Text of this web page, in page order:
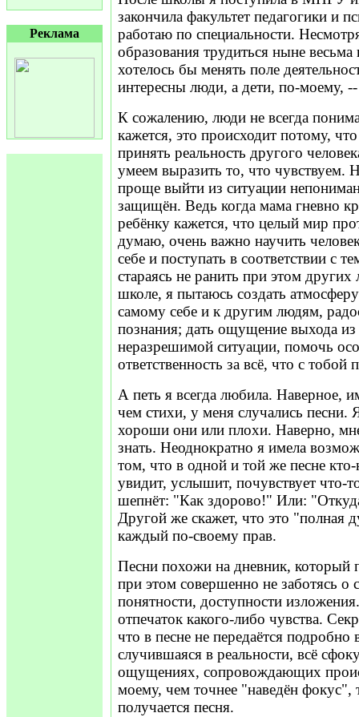
Реклама
закончила факультет педагогики и
работаю по специальности.
образования трудиться ныне
хотелось бы менять поле
интересны люди, а дети, по-моему,
К сожалению, люди не всегда
кажется, это происходит потому,
принять реальность другого
умеем выразить то, что чувствуем.
проще выйти из ситуации
защищён. Ведь когда мама гневно
ребёнку кажется, что целый мир
думаю, очень важно научить
себе и поступать в соответствии с
стараясь не ранить при этом
школе, я пытаюсь создать
самому себе и к другим людям,
познания; дать ощущение выхода
неразрешимой ситуации, помочь
ответственность за всё, что с тобой
А петь я всегда любила. Наверное,
чем стихи, у меня случались песни.
хороши они или плохи. Наверно,
знать. Неоднократно я имела
том, что в одной и той же песне кто-
увидит, услышит, почувствует что-
шепнёт: "Как здорово!" Или:
Другой же скажет, что это "полная
каждый по-своему прав.
Песни похожи на дневник, который
при этом совершенно не заботясь о
понятности, доступности
отпечаток какого-либо чувства.
что в песне не передаётся подробно
случившаяся в реальности, всё
ощущениях, сопровождающих
моему, чем точнее "наведён фокус",
получается песня.